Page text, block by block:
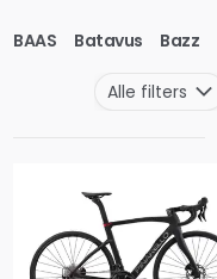
BAAS Batavus Bazz
Alle filters